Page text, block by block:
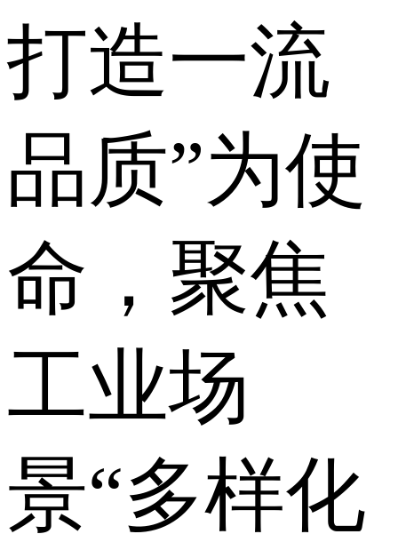
打造一流
品质”为使
命，聚焦
工业场
景“多样化